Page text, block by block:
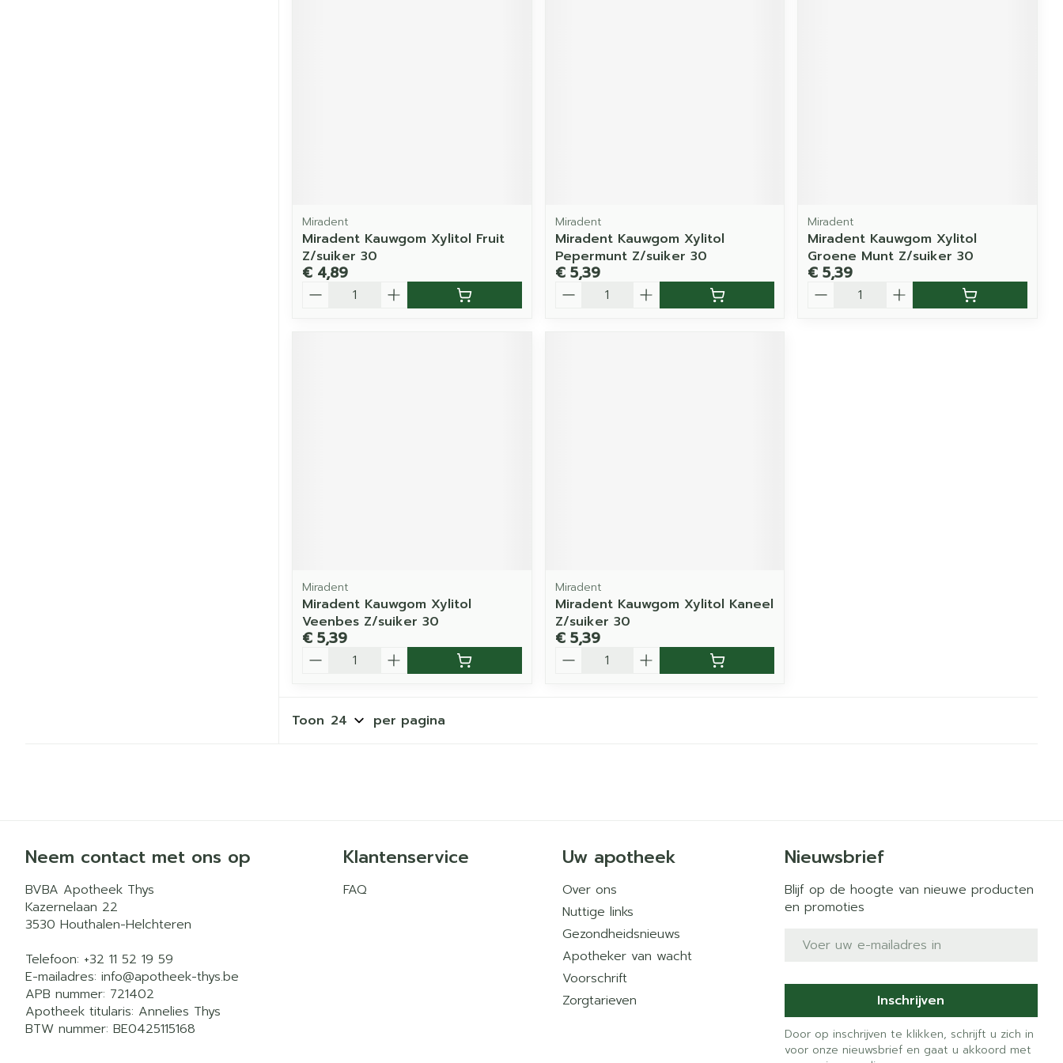
Miradent
Miradent Kauwgom Xylitol Fruit
Z/suiker 30
€ 4,89
Miradent
Miradent Kauwgom Xylitol
Pepermunt Z/suiker 30
€ 5,39
Miradent
Miradent Kauwgom Xylitol
Groene Munt Z/suiker 30
€ 5,39
Miradent
Miradent Kauwgom Xylitol
Veenbes Z/suiker 30
€ 5,39
Miradent
Miradent Kauwgom Xylitol Kaneel
Z/suiker 30
€ 5,39
Toon per pagina
Neem contact met ons op
BVBA Apotheek Thys
Kazernelaan 22
3530 Houthalen-Helchteren
Telefoon: +32 11 52 19 59
E-mailadres: info@apotheek-thys.be
APB nummer: 721402
Apotheek titularis: Annelies Thys
BTW nummer: BE0425115168
Klantenservice
FAQ
Uw apotheek
Over ons
Nuttige links
Gezondheidsnieuws
Apotheker van wacht
Voorschrift
Zorgtarieven
Nieuwsbrief
Blijf op de hoogte van nieuwe producten
en promoties
E-mail adres
Inschrijven
Door op inschrijven te klikken, schrijft u zich in
voor onze nieuwsbrief en gaat u akkoord met